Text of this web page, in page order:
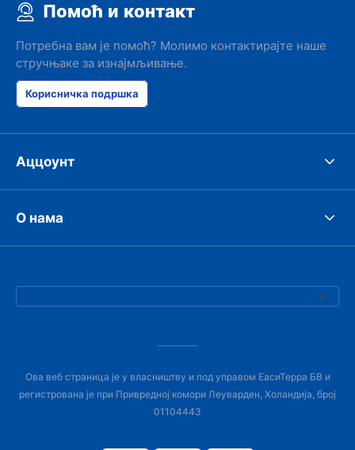
Помоћ и контакт
Потребна вам је помоћ? Молимо контактирајте наше
стручњаке за изнајмљивање.
Корисничка подршка
Аццоунт
О нама
Ова веб страница је у власништву и под управом ЕасиТерра БВ и
регистрована је при Привредној комори Леуварден, Холандија, број
01104443